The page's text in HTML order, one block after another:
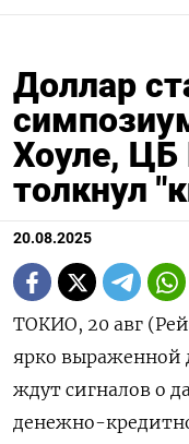
Доллар
Хоуле, ЦБ
толкнул
20.08.2025
ТОКИО, 20 авг
ярко выраженной
ждут сигналов о
денежно-